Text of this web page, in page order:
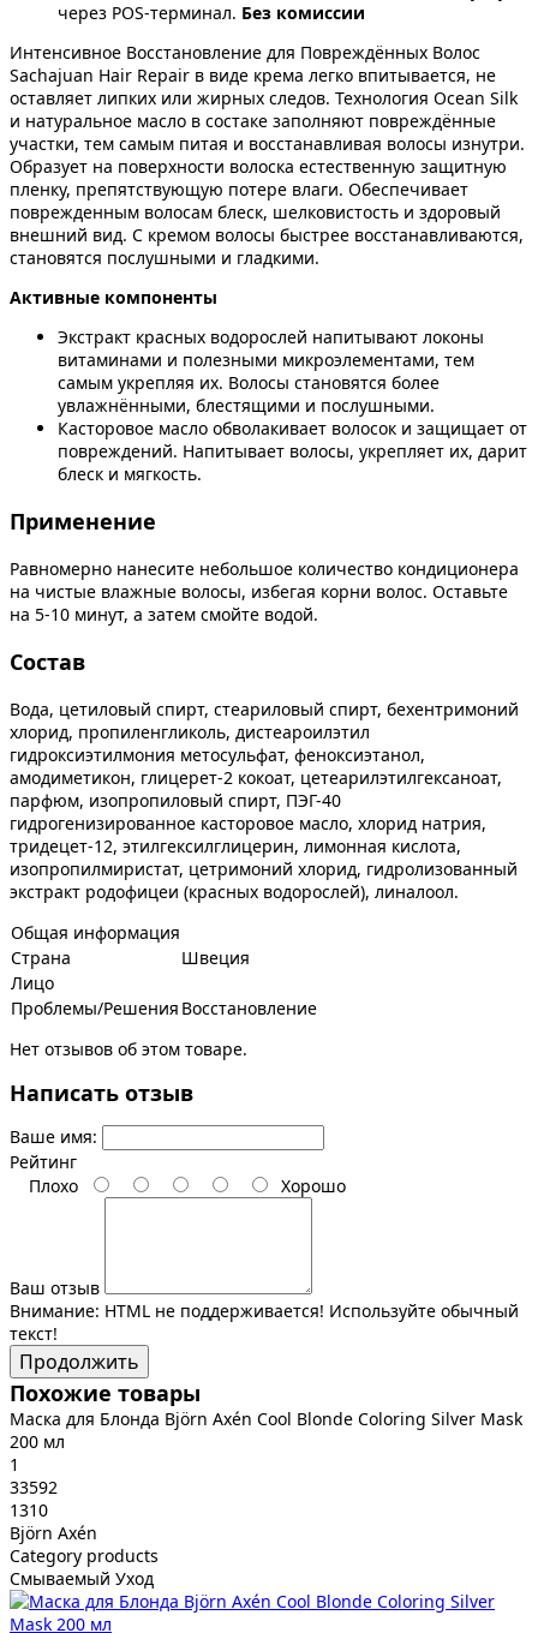
через POS-терминал. Без комиссии
Интенсивное Восстановление для Повреждённых Волос
Sachajuan Hair Repair в виде крема легко впитывается, не
оставляет липких или жирных следов. Технология Ocean Silk
и натуральное масло в состаке заполняют повреждённые
участки, тем самым питая и восстанавливая волосы изнутри.
Образует на поверхности волоска естественную защитную
пленку, препятствующую потере влаги. Обеспечивает
поврежденным волосам блеск, шелковистость и здоровый
внешний вид. С кремом волосы быстрее восстанавливаются,
становятся послушными и гладкими.
Активные компоненты
Экстракт красных водорослей напитывают локоны
витаминами и полезными микроэлементами, тем
самым укрепляя их. Волосы становятся более
увлажнёнными, блестящими и послушными.
Касторовое масло обволакивает волосок и защищает от
повреждений. Напитывает волосы, укрепляет их, дарит
блеск и мягкость.
Применение
Равномерно нанесите небольшое количество кондиционера
на чистые влажные волосы, избегая корни волос. Оставьте
на 5-10 минут, а затем смойте водой.
Состав
Вода, цетиловый спирт, стеариловый спирт, бехентримоний
хлорид, пропиленгликоль, дистеароилэтил
гидроксиэтилмония метосульфат, феноксиэтанол,
амодиметикон, глицерет-2 кокоат, цетеарилэтилгексаноат,
парфюм, изопропиловый спирт, ПЭГ-40
гидрогенизированное касторовое масло, хлорид натрия,
тридецет-12, этилгексилглицерин, лимонная кислота,
изопропилмиристат, цетримоний хлорид, гидролизованный
экстракт родофицеи (красных водорослей), линалоол.
Общая информация
Страна
Швеция
Лицо
Проблемы/Решения Восстановление
Нет отзывов об этом товаре.
Написать отзыв
Ваше имя:
Рейтинг
Плохо
Хорошо
Ваш отзыв
Внимание: HTML не поддерживается! Используйте обычный
текст!
Продолжить
Похожие товары
Маска для Блонда Björn Axén Cool Blonde Coloring Silver Mask
200 мл
1
33592
1310
Björn Axén
Category products
Смываемый Уход